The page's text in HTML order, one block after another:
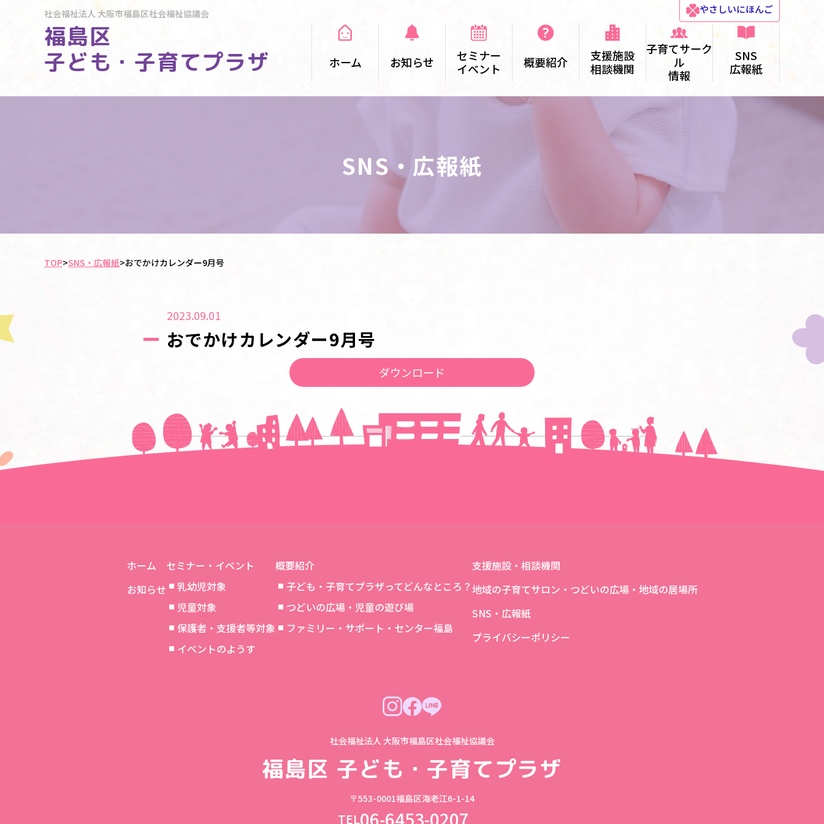
社会福祉法人大阪市福島区社会福祉協議会
福島区
子ども・子育てプラザ
やさしいにほんご
ホーム お知らせ
セミナー
イベント
概要紹介
支援施設
相談機関
子育てサーク
ル
情報
SNS
広報紙
SNS・広報紙
TOP>SNS・広報紙>おでかけカレンダー9月号
2023.09.01
おでかけカレンダー9月号
ダウンロード
＜＜前の記事へ 次の記事へ＞＞
ホーム
お知らせ
セミナー・イベント
乳幼児対象
児童対象
保護者・支援者等対象
イベントのようす
概要紹介
子ども・子育てプラザってどんなところ？
つどいの広場・児童の遊び場
ファミリー・サポート・センター福島
支援施設・相談機関
地域の子育てサロン・つどいの広場・地域の居場所
SNS・広報紙
プライバシーポリシー
社会福祉法人 大阪市福島区社会福祉協議会
福島区 子ども・子育てプラザ
〒553-0001福島区海老江6-1-14
TEL06-6453-0207